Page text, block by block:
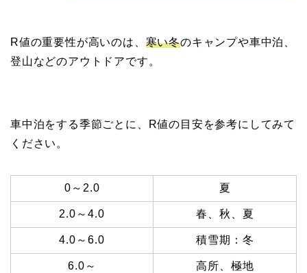
R値の重要性が高いのは、 寒い冬のキャンプや車中泊、
登山などのアウトドアです。
車中泊をする季節ごとに、R値の目安を参考にしてみて
ください。
0～2.0 夏
2.0～4.0 春、秋、夏
4.0～6.0 積雪期：冬
6.0～ 高所、極地